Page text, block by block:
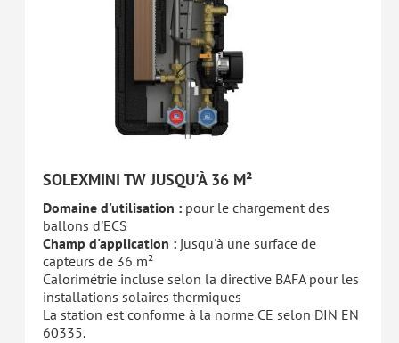
SOLEXMINI TW JUSQU'À 36 M²
Domaine d'utilisation : pour le chargement des
ballons d'ECS
Champ d'application : jusqu'à une surface de
capteurs de 36 m²
Calorimétrie incluse selon la directive BAFA pour les
installations solaires thermiques
La station est conforme à la norme CE selon DIN EN
60335.